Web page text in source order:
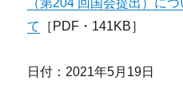
（第204 回国会提出）に
て
［PDF・141KB］
日付：2021年5月19日